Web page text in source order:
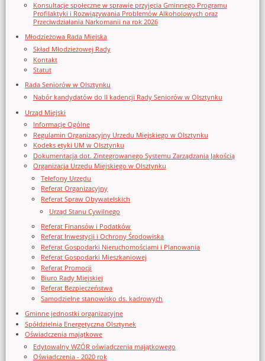
Konsultacje społeczne w sprawie przyjęcia Gminnego Programu
Profilaktyki i Rozwiązywania Problemów Alkoholowych oraz
Przeciwdziałania Narkomanii na rok 2026
Młodzieżowa Rada Miejska
Skład Młodzieżowej Rady
Kontakt
Statut
Rada Seniorów w Olsztynku
Nabór kandydatów do II kadencji Rady Seniorów w Olsztynku
Urząd Miejski
Informacje Ogólne
Regulamin Organizacyjny Urzedu Miejskiego w Olsztynku
Kodeks etyki UM w Olsztynku
Dokumentacja dot. Zintegrowanego Systemu Zarządzania Jakością
Organizacja Urzędu Miejskiego w Olsztynku
Telefony Urzędu
Referat Organizacyjny
Referat Spraw Obywatelskich
Urząd Stanu Cywilnego
Referat Finansów i Podatków
Referat Inwestycji i Ochrony Środowiska
Referat Gospodarki Nieruchomościami i Planowania
Referat Gospodarki Mieszkaniowej
Referat Promocji
Biuro Rady Miejskiej
Referat Bezpieczeństwa
Samodzielne stanowisko ds. kadrowych
Gminne jednostki organizacyjne
Spółdzielnia Energetyczna Olsztynek
Oświadczenia majątkowe
Edytowalny WZÓR oświadczenia majątkowego
Oświadczenia - 2020 rok